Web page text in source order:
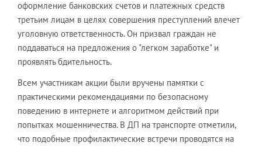
оформление банковских счетов и платежных средств
третьим лицам в целях совершения преступлений влечет
уголовную ответственность. Он призвал граждан не
поддаваться на предложения о "легком заработке" и
проявлять бдительность.
Всем участникам акции были вручены памятки с
практическими рекомендациями по безопасному
поведению в интернете и алгоритмом действий при
попытках мошенничества. В ДП на транспорте отметили,
что подобные профилактические встречи проводятся на